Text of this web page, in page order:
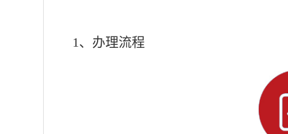
1、办理流程